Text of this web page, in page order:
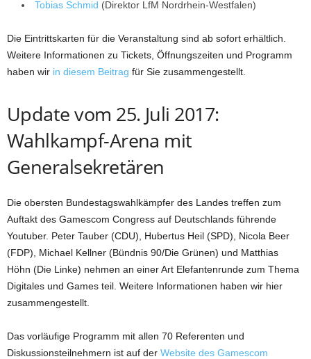
Tobias Schmid (Direktor LfM Nordrhein-Westfalen)
Die Eintrittskarten für die Veranstaltung sind ab sofort erhältlich.
Weitere Informationen zu Tickets, Öffnungszeiten und Programm
haben wir in diesem Beitrag für Sie zusammengestellt.
Update vom 25. Juli 2017:
Wahlkampf-Arena mit
Generalsekretären
Die obersten Bundestagswahlkämpfer des Landes treffen zum
Auftakt des Gamescom Congress auf Deutschlands führende
Youtuber. Peter Tauber (CDU), Hubertus Heil (SPD), Nicola Beer
(FDP), Michael Kellner (Bündnis 90/Die Grünen) und Matthias
Höhn (Die Linke) nehmen an einer Art Elefantenrunde zum Thema
Digitales und Games teil. Weitere Informationen haben wir hier
zusammengestellt.
Das vorläufige Programm mit allen 70 Referenten und
Diskussionsteilnehmern ist auf der Website des Gamescom